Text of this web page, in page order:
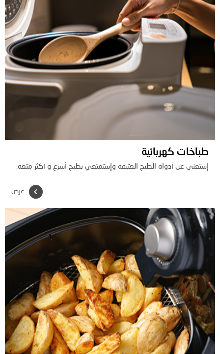
طباخات كهربائية
إستغني عن أدواة الطبخ العتيقة وإستمتعي بطبخ أسرع و أكثر متعة.
عرض